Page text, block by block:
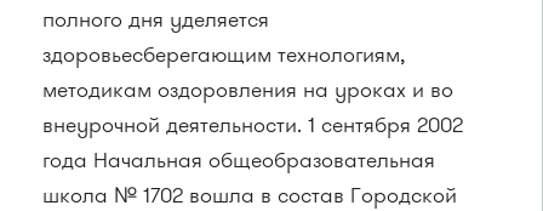
полного дня уделяется
здоровьесберегающим технологиям,
методикам оздоровления на уроках и во
внеурочной деятельности. 1 сентября 2002
года Начальная общеобразовательная
школа № 1702 вошла в состав Городской